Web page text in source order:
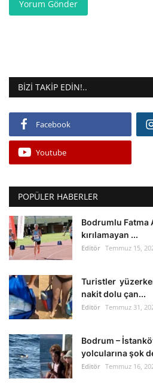
Yorum Gönder
BIZI TAKIP EDIN!..
Facebook
Youtube
POPÜLER HABERLER
Bodrumlu Fatma
kırılamayan ...
Editör Temmuz 15,
Turistler
nakit dolu çan...
Editör Temmuz 31,
Bodrum –
yolcularına şok
Editör Temmuz 16,